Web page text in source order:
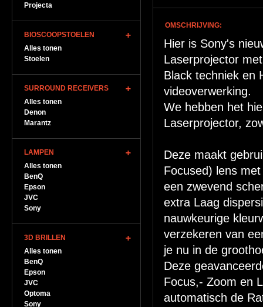
Projecta
BIOSCOOPSTOELEN
Alles tonen
Stoelen
SURROUND RECEIVERS
Alles tonen
Denon
Marantz
LAMPEN
Alles tonen
BenQ
Epson
JVC
Sony
3D BRILLEN
Alles tonen
BenQ
Epson
JVC
Optoma
Sony
OMSCHRIJVING:
Hier is Sony's
Laserprojector
Black techniek en
videoverwerking.
We hebben het
Laserprojector,
Deze maakt
Focused) lens
een zwevend
extra Laag
nauwkeurige
verzekeren van
je nu in de
Deze
Focus,- Zoom en
automatisch de